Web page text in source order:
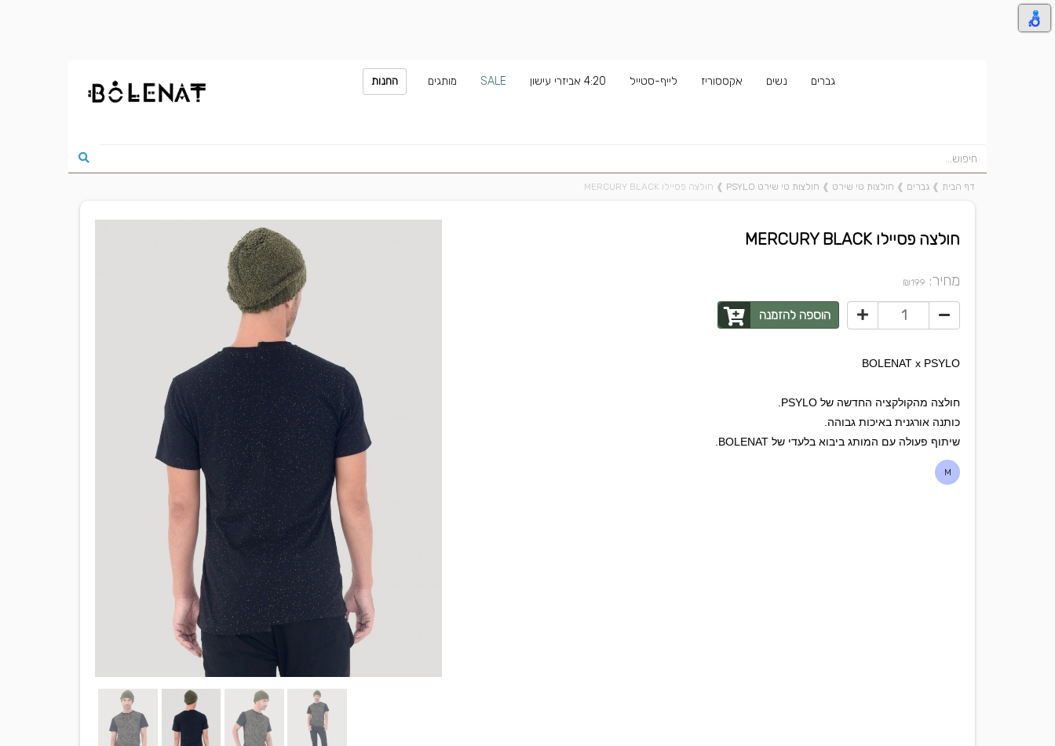
גברים נשים אקססוריז לייף-סטייל 4:20 אביזרי עישון SALE מותגים החנות
דף הבית ❱ גברים ❱ חולצות טי שירט ❱ חולצות טי שירט PSYLO ❱ חולצה פסיילו MERCURY BLACK
חולצה פסיילו MERCURY BLACK
מחיר: ₪199
הוספה להזמנה
BOLENAT x PSYLO
חולצה מהקולקציה החדשה של PSYLO.
כותנה אורגנית באיכות גבוהה.
שיתוף פעולה עם המותג ביבוא בלעדי של BOLENAT.
M